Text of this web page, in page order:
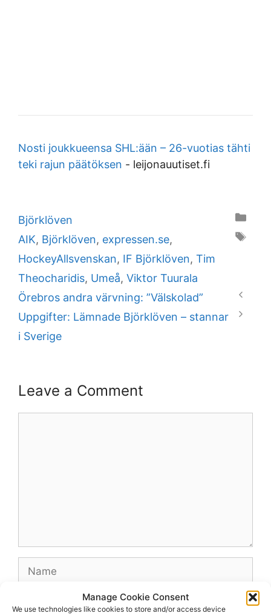
Manage Cookie Consent
We use technologies like cookies to store and/or access device
Nosti joukkueensa SHL:ään – 26-vuotias tähti
teki rajun päätöksen - leijonauutiset.fi
Categories
Björklöven
Tags
AIK, Björklöven, expressen.se,
HockeyAllsvenskan, IF Björklöven, Tim
Theocharidis, Umeå, Viktor Tuurala
Örebros andra värvning: ”Välskolad”
Uppgifter: Lämnade Björklöven – stannar
i Sverige
Leave a Comment
Name